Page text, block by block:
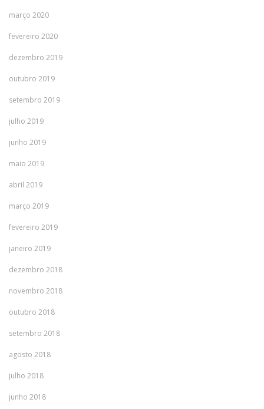
março 2020
fevereiro 2020
dezembro 2019
outubro 2019
setembro 2019
julho 2019
junho 2019
maio 2019
abril 2019
março 2019
fevereiro 2019
janeiro 2019
dezembro 2018
novembro 2018
outubro 2018
setembro 2018
agosto 2018
julho 2018
junho 2018